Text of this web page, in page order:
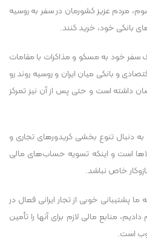
مردم عزیز کشورمان در سفر به روسیه
بانکی خود، خرید کنند.
سفر خود به مسکو و مذاکرات با مقامات
و بانکی میان ایران و روسیه روند رو
داشته است و حتی پس از آن نیز تمرکز
به دنبال تنوع بخشی کریدور‌های تجاری و
است و اینکه تسویه حساب‌های مالی
خاص نباشد.
پشتیبانی خوبی از تجار ایرانی فعال در
منابع مالی لازم برای آنها را تأمین
است.